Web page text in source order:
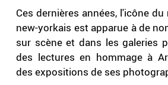
Ces dernières années, l'icône
new-yorkais est apparue à de
sur scène et dans les galeries
des lectures en hommage à
des expositions de ses